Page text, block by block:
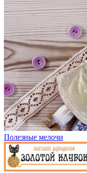
Полезные мелочи